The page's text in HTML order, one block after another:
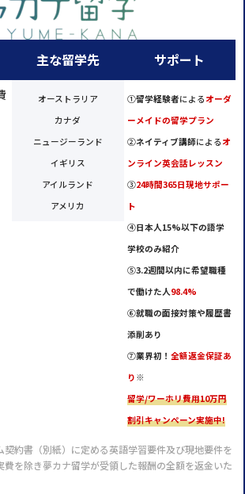
主な留学先
オーストラリア
カナダ
ニュージーランド
イギリス
アイルランド
アメリカ
サポート
①留学経験者による オーダ
ーメイドの留学プラン
②ネイティブ講師による オ
ンライン英会話レッスン
③24時間365日現地サポー
ト
④日本人15%以下の語学
学校のみ紹介
⑤3.2週間以内に希望職種
で働けた人98.4%
⑥就職の面接対策や履歴書
添削あり
⑦業界初！ 全額返金保証あ
り ※
留学/ワーホリ費用10万円
割引キャンペーン実施中!
約書（別紙）に定める英語学習要件及び現地要件を
費を除き夢カナ留学が受領した報酬の全額を返金いた